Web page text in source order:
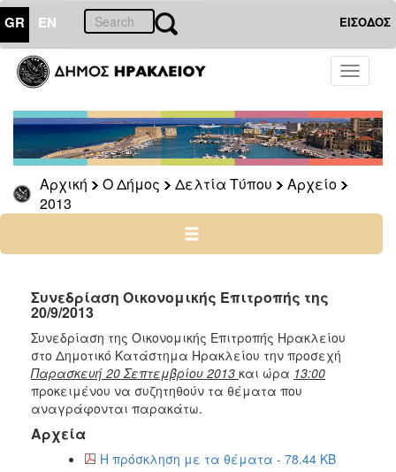
GR EN ΕΙΣΟΔΟΣ
Toggle
Αρχική Ο Δήμος Δελτία Τύπου
Αρχείο
2013
ΔΗΜΟΣ
Δελτία
Τύπου
Αρχείο
2026
2025
2022
2021
2020
2019
2018
2017
2016
Συνεδρίαση Οικονομικής Επιτροπής της
20/9/2013
Συνεδρίαση της Οικονομικής Επιτροπής Ηρακλείου
στο Δημοτικό Κατάστημα Ηρακλείου την προσεχή
Παρασκευή 20 Σεπτεμβρίου 2013 και ώρα 13:00
προκειμένου να συζητηθούν τα θέματα που
αναγράφονται παρακάτω.
Αρχεία
Η πρόσκληση με τα θέματα - 78.44 KB